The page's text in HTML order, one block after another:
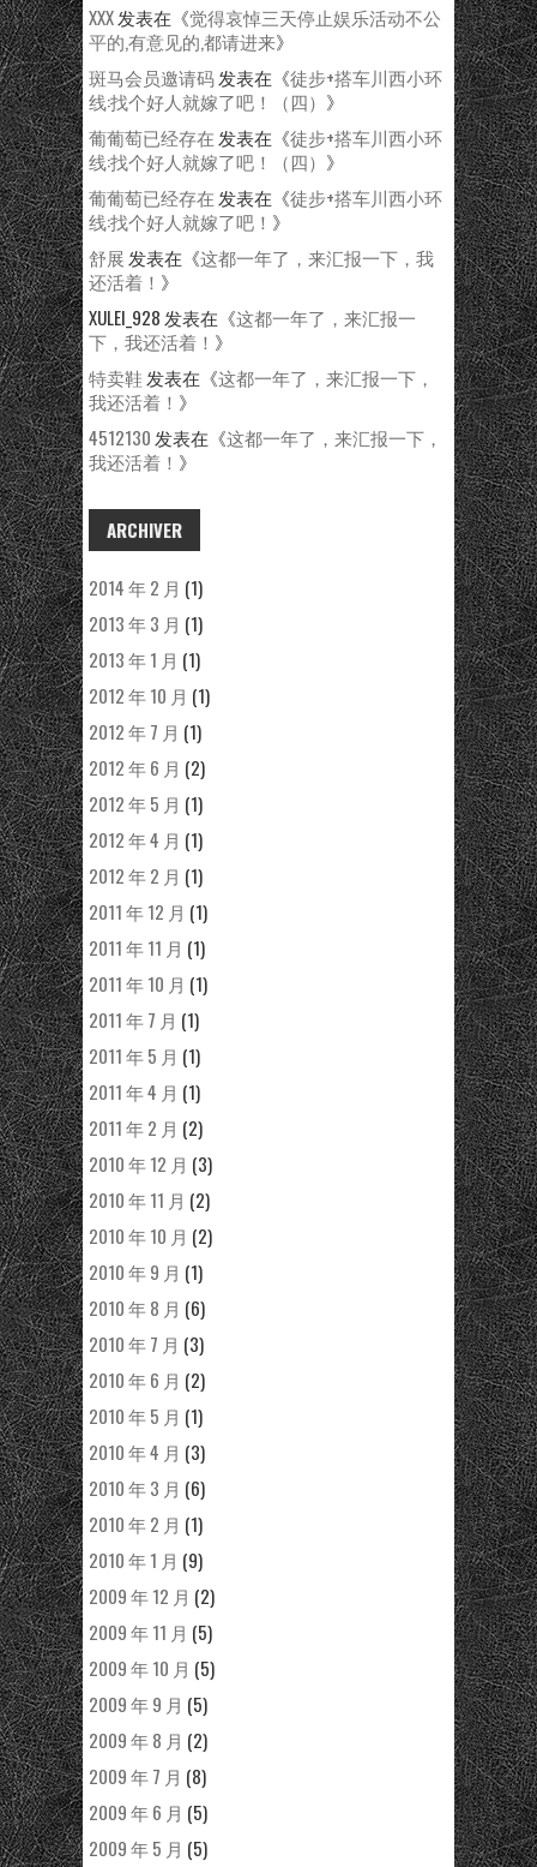
XXX发表在《觉得哀悼三天停止娱乐活动不公
平的,有意见的,都请进来》
斑马会员邀请码发表在《徒步+搭车川西小环
线:找个好人就嫁了吧！（四） 》
葡葡萄已经存在 发表在《徒步+搭车川西小环
线:找个好人就嫁了吧！（四） 》
葡葡萄已经存在 发表在《徒步+搭车川西小环
线:找个好人就嫁了吧！ 》
舒展 发表在《这都一年了，来汇报一下，我
还活着！ 》
XULEI_928 发表在《这都一年了，来汇报一
下，我还活着！ 》
特卖鞋 发表在《这都一年了，来汇报一下，
我还活着！ 》
4512130 发表在《这都一年了，来汇报一下，
我还活着！ 》
ARCHIVER
2014 年 2 月 (1)
2013 年 3 月 (1)
2013 年 1 月 (1)
2012 年 10 月 (1)
2012 年 7 月 (1)
2012 年 6 月 (2)
2012 年 5 月 (1)
2012 年 4 月 (1)
2012 年 2 月 (1)
2011 年 12 月 (1)
2011 年 11 月 (1)
2011 年 10 月 (1)
2011 年 7 月 (1)
2011 年 5 月 (1)
2011 年 4 月 (1)
2011 年 2 月 (2)
2010 年 12 月 (3)
2010 年 11 月 (2)
2010 年 10 月 (2)
2010 年 9 月 (1)
2010 年 8 月 (6)
2010 年 7 月 (3)
2010 年 6 月 (2)
2010 年 5 月 (1)
2010 年 4 月 (3)
2010 年 3 月 (6)
2010 年 2 月 (1)
2010 年 1 月 (9)
2009 年 12 月 (2)
2009 年 11 月 (5)
2009 年 10 月 (5)
2009 年 9 月 (5)
2009 年 8 月 (2)
2009 年 7 月 (8)
2009 年 6 月 (5)
2009 年 5 月 (5)